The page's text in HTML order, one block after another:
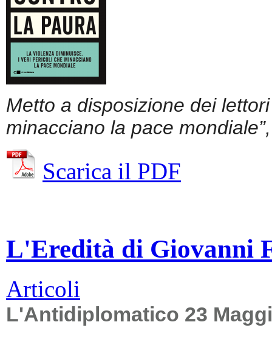
Metto a disposizione dei
minacciano la pace
Scarica il PDF
L'Eredità di Giovanni
Articoli
L'Antidiplomatico 23